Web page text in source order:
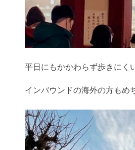
平日にもかかわらず歩きにく
インバウンドの海外の方もめ